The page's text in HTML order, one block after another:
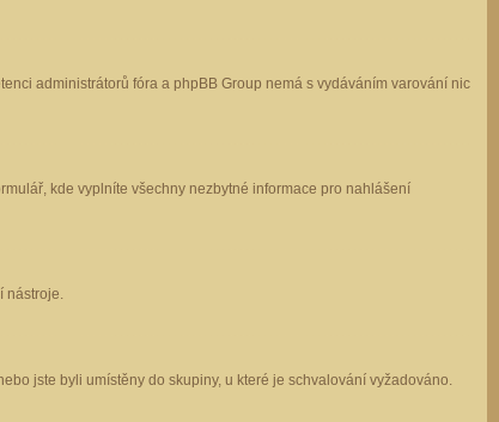
administrátorů fóra a phpBB Group nemá s vydáváním varování nic
kde vyplníte všechny nezbytné informace pro nahlášení
nástroje.
jste byli umístěny do skupiny, u které je schvalování vyžadováno.